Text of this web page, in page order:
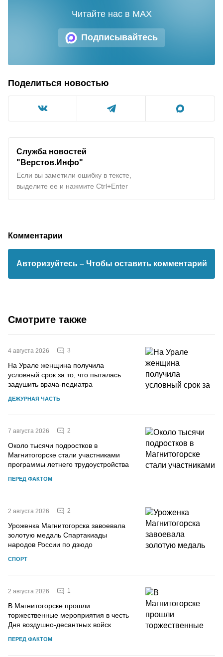
Подписывайтесь
Читайте нас в MAX
Поделиться новостью
Служба новостей
"Верстов.Инфо"
Если вы заметили ошибку в тексте,
выделите ее и нажмите Ctrl+Enter
Комментарии
Авторизуйтесь – Чтобы оставить комментарий
Смотрите также
4 августа 2026 3
На Урале женщина получила
условный срок за то, что пыталась
задушить врача-педиатра
ДЕЖУРНАЯ ЧАСТЬ
7 августа 2026 2
Около тысячи подростков в
Магнитогорске стали участниками
программы летнего трудоустройства
ПЕРЕД ФАКТОМ
2 августа 2026 2
Уроженка Магнитогорска завоевала
золотую медаль Спартакиады
народов России по дзюдо
СПОРТ
2 августа 2026 1
В Магнитогорске прошли
торжественные мероприятия в честь
Дня воздушно-десантных войск
ПЕРЕД ФАКТОМ